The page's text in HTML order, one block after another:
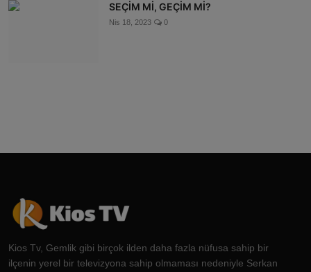
SEÇİM Mİ, GEÇİM Mİ?
Nis 18, 2023 0
Kios Tv, Gemlik gibi birçok ilden daha fazla nüfusa sahip bir
ilçenin yerel bir televizyona sahip olmaması nedeniyle Serkan